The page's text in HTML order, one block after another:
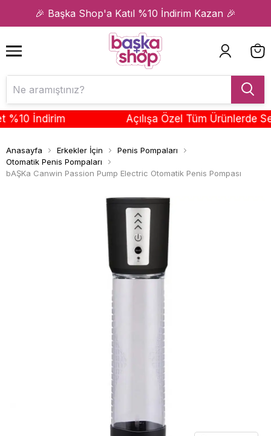
🎉 Başka Shop'a Katıl %10 İndirim Kazan 🎉
1 2
İndirim Açılışa Özel Tüm Ürünlerde
Anasayfa Erkekler İçin
Penis Pompaları
Otomatik Penis Pompaları
bAŞKa Canwin Passion Pump Electric Otomatik Penis Pompası